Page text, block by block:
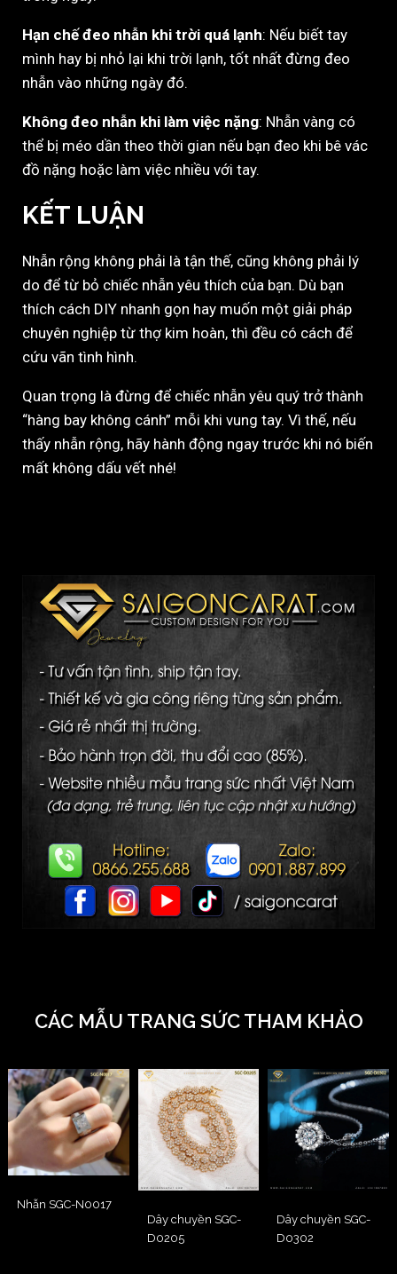
Hạn chế đeo nhẫn khi trời quá lạnh: Nếu biết tay
mình hay bị nhỏ lại khi trời lạnh, tốt nhất đừng đeo
nhẫn vào những ngày đó.
Không đeo nhẫn khi làm việc nặng: Nhẫn vàng có
thể bị méo dần theo thời gian nếu bạn đeo khi bê vác
đồ nặng hoặc làm việc nhiều với tay.
KẾT LUẬN
Nhẫn rộng không phải là tận thế, cũng không phải lý
do để từ bỏ chiếc nhẫn yêu thích của bạn. Dù bạn
thích cách DIY nhanh gọn hay muốn một giải pháp
chuyên nghiệp từ thợ kim hoàn, thì đều có cách để
cứu vãn tình hình.
Quan trọng là đừng để chiếc nhẫn yêu quý trở thành
“hàng bay không cánh” mỗi khi vung tay. Vì thế, nếu
thấy nhẫn rộng, hãy hành động ngay trước khi nó biến
mất không dấu vết nhé!
CÁC MẪU TRANG SỨC THAM KHẢO
Nhẫn SGC-N0017
Dây chuyền SGC-
D0205
Dây chuyền SGC-
D0302